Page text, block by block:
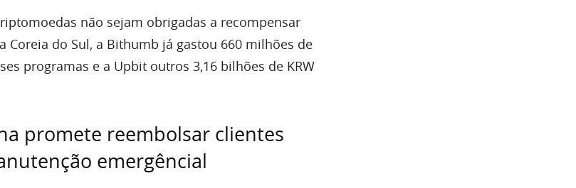
não sejam obrigadas a recompensar
Coreia do Sul, a Bithumb já gastou 660 milhões de
programas e a Upbit outros 3,16 bilhões de KRW
promete reembolsar clientes
emergêncial